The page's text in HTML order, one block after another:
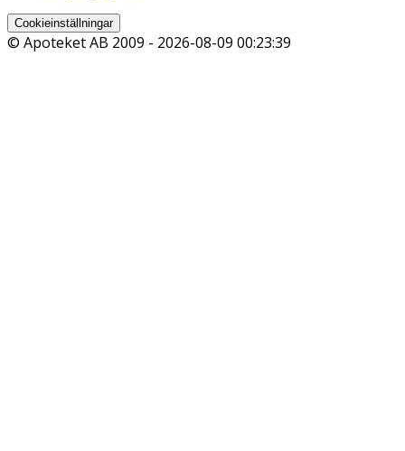
Cookieinställningar
© Apoteket AB 2009 - 2026-08-09 00:23:39